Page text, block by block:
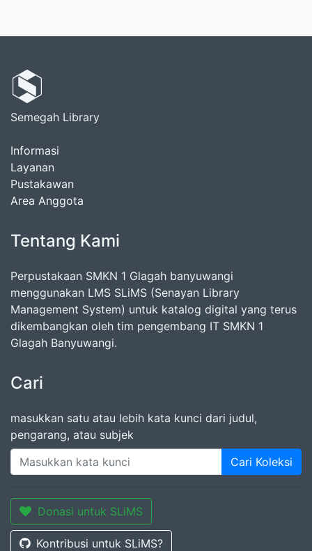
Semegah Library
Informasi
Layanan
Pustakawan
Area Anggota
Tentang Kami
Perpustakaan SMKN 1 Glagah banyuwangi
menggunakan LMS SLiMS (Senayan Library
Management System) untuk katalog digital yang terus
dikembangkan oleh tim pengembang IT SMKN 1
Glagah Banyuwangi.
Cari
masukkan satu atau lebih kata kunci dari judul,
pengarang, atau subjek
Cari Koleksi
Donasi untuk SLiMS
Kontribusi untuk SLiMS?